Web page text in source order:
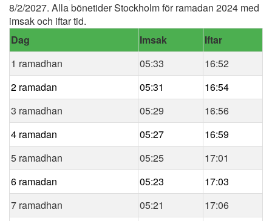
8/2/2027. Alla bönetider Stockholm för ramadan 2024 med
imsak och iftar tid.
Dag
Imsak
Iftar
1 ramadhan
05:33
16:52
2 ramadan
05:31
16:54
3 ramadhan
05:29
16:56
4 ramadan
05:27
16:59
5 ramadhan
05:25
17:01
6 ramadan
05:23
17:03
7 ramadhan
05:21
17:06